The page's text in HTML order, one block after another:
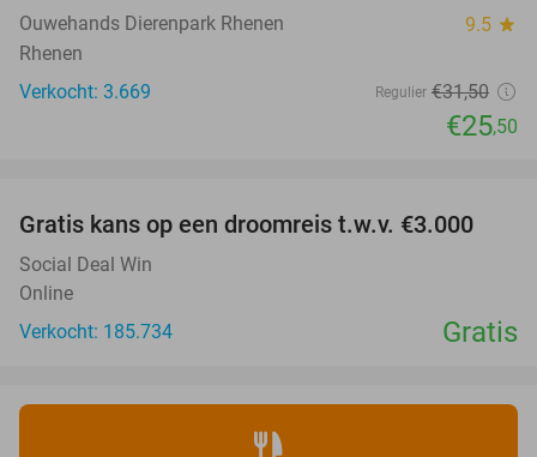
Ouwehands Dierenpark Rhenen 9.5 star
Rhenen
Verkocht: 3.669
Regulier €31,50
€25,50
Gratis kans op een droomreis t.w.v. €3.000
Social Deal Win
Online
Verkocht: 185.734
Gratis